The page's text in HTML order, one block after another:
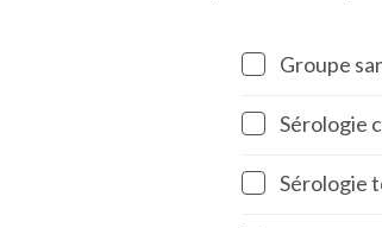
Groupe
Sérologie
Sérologie